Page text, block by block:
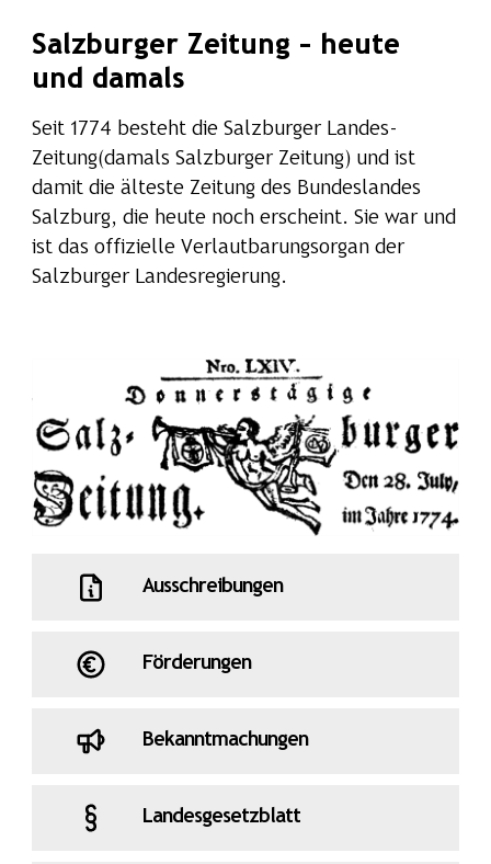
Salzburger Zeitung – heute
und damals
Seit 1774 besteht die Salzburger Landes-
Zeitung(damals Salzburger Zeitung) und ist
damit die älteste Zeitung des Bundeslandes
Salzburg, die heute noch erscheint. Sie war und
ist das offizielle Verlautbarungsorgan der
Salzburger Landesregierung.
Ausschreibungen
Förderungen
Bekanntmachungen
Landesgesetzblatt